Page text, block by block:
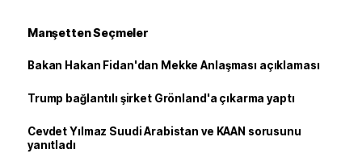
Manşetten Seçmeler
Bakan Hakan Fidan'dan Mekke Anlaşması açıklaması
Trump bağlantılı şirket Grönland'a çıkarma yaptı
Cevdet Yılmaz Suudi Arabistan ve KAAN sorusunu
yanıtladı